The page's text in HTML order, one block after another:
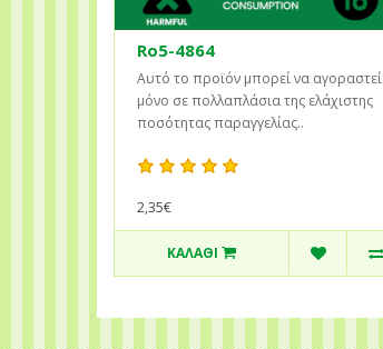
Ro5-4864
Αυτό το προϊόν μπορεί να αγοραστεί
μόνο σε πολλαπλάσια της ελάχιστης
ποσότητας παραγγελίας..
2,35€
ΚΑΛΆΘΙ